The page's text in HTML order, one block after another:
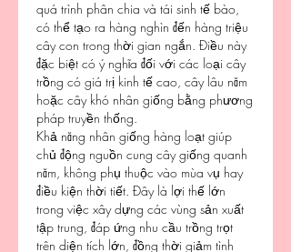
quá trình phân chia và tái sinh tế bào,
có thể tạo ra hàng nghìn đến hàng triệu
cây con trong thời gian ngắn. Điều này
đặc biệt có ý nghĩa đối với các loại cây
trồng có giá trị kinh tế cao, cây lâu năm
hoặc cây khó nhân giống bằng phương
pháp truyền thống.
Khả năng nhân giống hàng loạt giúp
chủ động nguồn cung cây giống quanh
năm, không phụ thuộc vào mùa vụ hay
điều kiện thời tiết. Đây là lợi thế lớn
trong việc xây dựng các vùng sản xuất
tập trung, đáp ứng nhu cầu trồng trọt
trên diện tích lớn, đồng thời giảm tình